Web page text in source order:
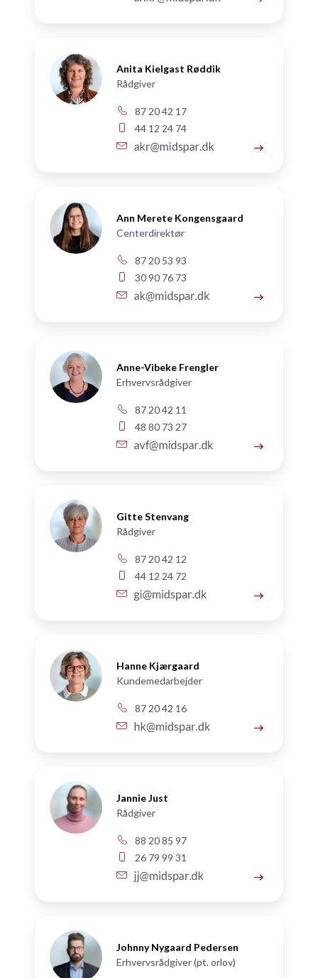
Anita Kielgast Røddik
Rådgiver
87 20 42 17
44 12 24 74
Ann Merete Kongensgaard
Centerdirektør
87 20 53 93
30 90 76 73
Anne-Vibeke Frengler
Erhvervsrådgiver
87 20 42 11
48 80 73 27
Gitte Stenvang
Rådgiver
87 20 42 12
44 12 24 72
Hanne Kjærgaard
Kundemedarbejder
87 20 42 16
Jannie Just
Rådgiver
88 20 85 97
26 79 99 31
Johnny Nygaard Pedersen
Erhvervsrådgiver (pt. orlov)